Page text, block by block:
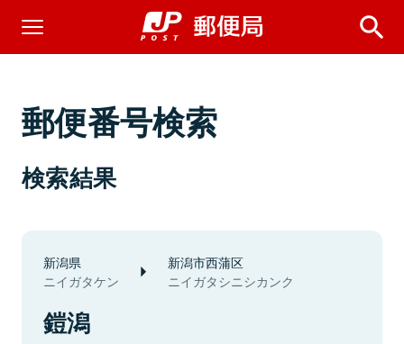
郵便番号検索
検索結果
新潟県
ニイガタケン
新潟市西蒲区
ニイガタシニシカンク
鎧潟